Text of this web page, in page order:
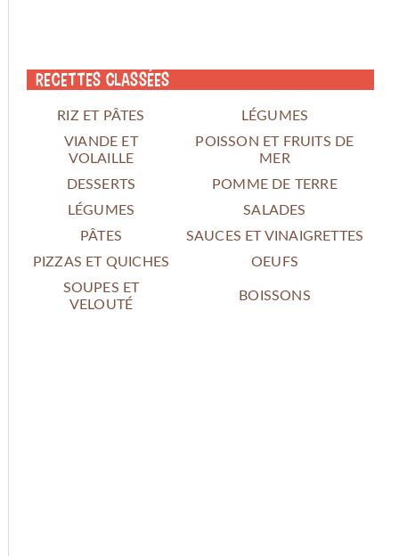
Recettes classées
RIZ ET PÂTES
LÉGUMES
VIANDE ET
VOLAILLE
POISSON ET FRUITS DE
MER
DESSERTS
POMME DE TERRE
LÉGUMES
SALADES
PÂTES
SAUCES ET VINAIGRETTES
PIZZAS ET QUICHES
OEUFS
SOUPES ET
VELOUTÉ
BOISSONS